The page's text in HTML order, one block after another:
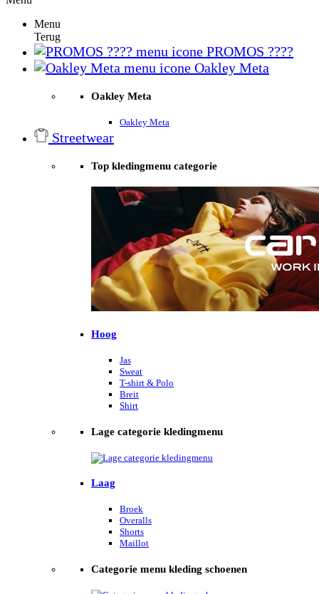
Menu
Terug
PROMOS ????
Oakley Meta
Oakley Meta
Oakley Meta
Streetwear
Top kledingmenu categorie
Hoog
Jas
Sweat
T-shirt & Polo
Breit
Shirt
Lage categorie kledingmenu
Laag
Broek
Overalls
Shorts
Maillot
Categorie menu kleding schoenen